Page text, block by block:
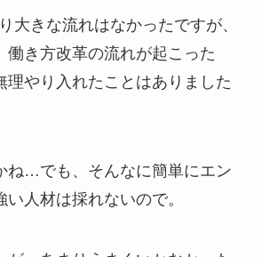
大きな流れはなかったですが、
働き方改革の流れが起こった
理やり入れたことはありました
ね…でも、そんなに簡単にエン
人材は採れないので。